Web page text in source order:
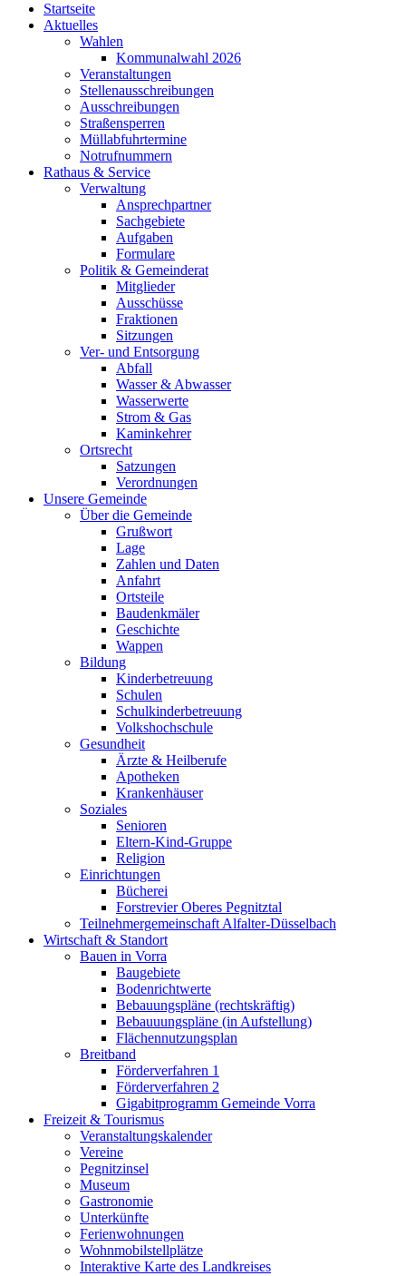
Startseite
Aktuelles
Wahlen
Kommunalwahl 2026
Veranstaltungen
Stellenausschreibungen
Ausschreibungen
Straßensperren
Müllabfuhrtermine
Notrufnummern
Rathaus & Service
Verwaltung
Ansprechpartner
Sachgebiete
Aufgaben
Formulare
Politik & Gemeinderat
Mitglieder
Ausschüsse
Fraktionen
Sitzungen
Ver- und Entsorgung
Abfall
Wasser & Abwasser
Wasserwerte
Strom & Gas
Kaminkehrer
Ortsrecht
Satzungen
Verordnungen
Unsere Gemeinde
Über die Gemeinde
Grußwort
Lage
Zahlen und Daten
Anfahrt
Ortsteile
Baudenkmäler
Geschichte
Wappen
Bildung
Kinderbetreuung
Schulen
Schulkinderbetreuung
Volkshochschule
Gesundheit
Ärzte & Heilberufe
Apotheken
Krankenhäuser
Soziales
Senioren
Eltern-Kind-Gruppe
Religion
Einrichtungen
Bücherei
Forstrevier Oberes Pegnitztal
Teilnehmergemeinschaft Alfalter-Düsselbach
Wirtschaft & Standort
Bauen in Vorra
Baugebiete
Bodenrichtwerte
Bebauungspläne (rechtskräftig)
Bebauuungspläne (in Aufstellung)
Flächennutzungsplan
Breitband
Förderverfahren 1
Förderverfahren 2
Gigabitprogramm Gemeinde Vorra
Freizeit & Tourismus
Veranstaltungskalender
Vereine
Pegnitzinsel
Museum
Gastronomie
Unterkünfte
Ferienwohnungen
Wohnmobilstellplätze
Interaktive Karte des Landkreises